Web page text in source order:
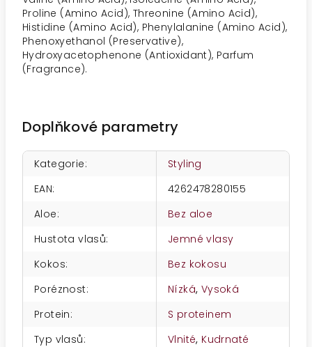
Proline (Amino Acid), Threonine (Amino Acid),
Histidine (Amino Acid), Phenylalanine (Amino Acid),
Phenoxyethanol (Preservative),
Hydroxyacetophenone (Antioxidant), Parfum
(Fragrance).
Doplňkové parametry
Kategorie:
Styling
EAN:
4262478280155
Aloe:
Bez aloe
Hustota vlasů:
Jemné vlasy
Kokos:
Bez kokosu
Poréznost: Nízká, Vysoká
Protein:
S proteinem
Typ vlasů: Vlnité, Kudrnaté